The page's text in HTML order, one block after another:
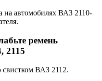
на автомобилях ВАЗ 2110-
ремень
2115
ВАЗ 2112.